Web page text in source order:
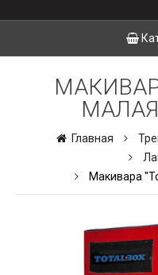
Главная
Макивара